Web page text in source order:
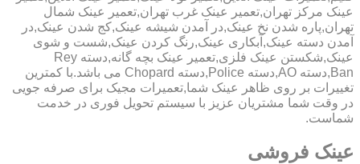
عینک مرکز تهران,تعمیر عینک غرب تهران,تعمیر عینک شمال
تهران,پاره شدن نخ عینک,در آمدن شیشه عینک,کج شدن عینک,در
آمدن دسته عینک,آبکاری عینک,رنگ کردن عینک,شست و شوی
عینک,شکستن عینک فلزی,تعمیر عینک بچه گانه,دسته Rey
Ban,دسته AO,دسته Police,دسته Chopard می باشد.با کمترین
تغییرات بر روی ظاهر عینک شما,تعمیرات مجیک برای صرفه جویی
در وقت شما مشتریان عزیز با سیستم تحویل فوری در خدمت
شماست.
عینک فروشی